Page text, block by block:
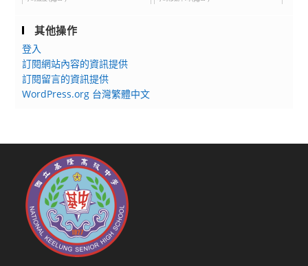
其他操作
登入
訂閱網站內容的資訊提供
訂閱留言的資訊提供
WordPress.org 台灣繁體中文